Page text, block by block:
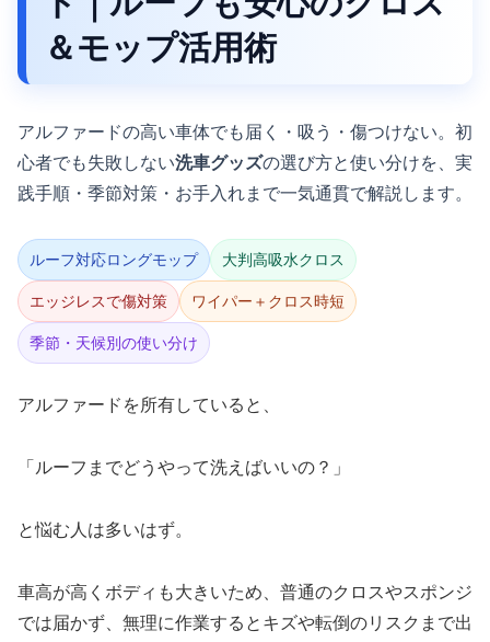
＆モップ活用術
アルファードの高い車体でも届く・吸う・傷つけない。初
心者でも失敗しない洗車グッズの選び方と使い分けを、実
践手順・季節対策・お手入れまで一気通貫で解説します。
ルーフ対応ロングモップ
大判高吸水クロス
エッジレスで傷対策
ワイパー＋クロス時短
季節・天候別の使い分け
アルファードを所有していると、
「ルーフまでどうやって洗えばいいの？」
と悩む人は多いはず。
車高が高くボディも大きいため、普通のクロスやスポンジ
では届かず、無理に作業するとキズや転倒のリスクまで出